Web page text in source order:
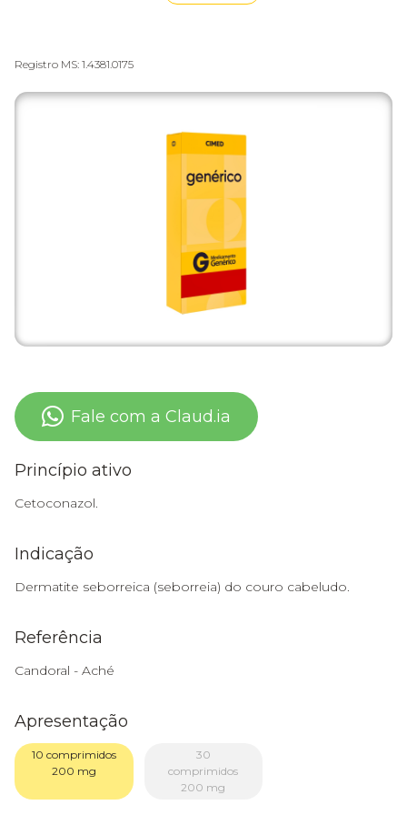
Registro MS: 1.4381.0175
Fale com a Claud.ia
Princípio ativo
Cetoconazol.
Indicação
Dermatite seborreica (seborreia) do couro cabeludo.
Referência
Candoral - Aché
Apresentação
10 comprimidos
200 mg
30
comprimidos
200 mg